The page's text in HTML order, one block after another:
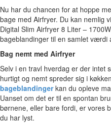
Nu har du chancen for at hoppe
bage med Airfryer. Du kan nemlig
Digital Slim Airfryer 8 Liter –
bageblandinger til en samlet værdi
Bag nemt med Airfryer
Selv i en travl hverdag er der intet
hurtigt og nemt spreder sig i
bageblandingerkan du opleve
Uanset om det er til en spontan
børnene, eller bare fordi, er vores
du har lyst.